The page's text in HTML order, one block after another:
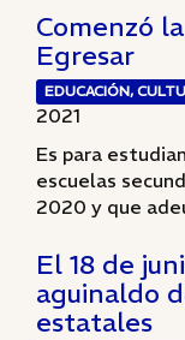
Comenzó
Egresar
EDUCACIÓN,
2021
Es para
escuelas
2020 y que
El 18 de
aguinaldo
estatales